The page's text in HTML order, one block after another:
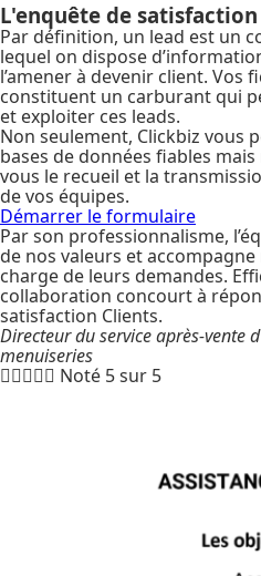
L'enquête de
Par définition, un lead est un
lequel on dispose
l’amener à devenir client. Vos
constituent un carburant qui
et exploiter ces leads.
Non seulement, Clickbiz vous
bases de données fiables
vous le recueil et la
de vos équipes.
Démarrer le formulaire
Par son professionnalisme,
de nos valeurs et
charge de leurs demandes.
collaboration concourt à
satisfaction Clients.
Directeur du service après-vente
menuiseries
 Noté 5 sur 5